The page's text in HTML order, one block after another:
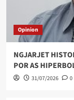
Opinion
NGJARJET
POR AS
31/07/2026 0